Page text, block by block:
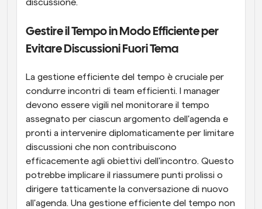
discussione.
Gestire il Tempo in Modo Efficiente per
Evitare Discussioni Fuori Tema
La gestione efficiente del tempo è cruciale per
condurre incontri di team efficienti. I manager
devono essere vigili nel monitorare il tempo
assegnato per ciascun argomento dell'agenda e
pronti a intervenire diplomaticamente per limitare
discussioni che non contribuiscono
efficacemente agli obiettivi dell'incontro. Questo
potrebbe implicare il riassumere punti prolissi o
dirigere tatticamente la conversazione di nuovo
all'agenda. Una gestione efficiente del tempo non